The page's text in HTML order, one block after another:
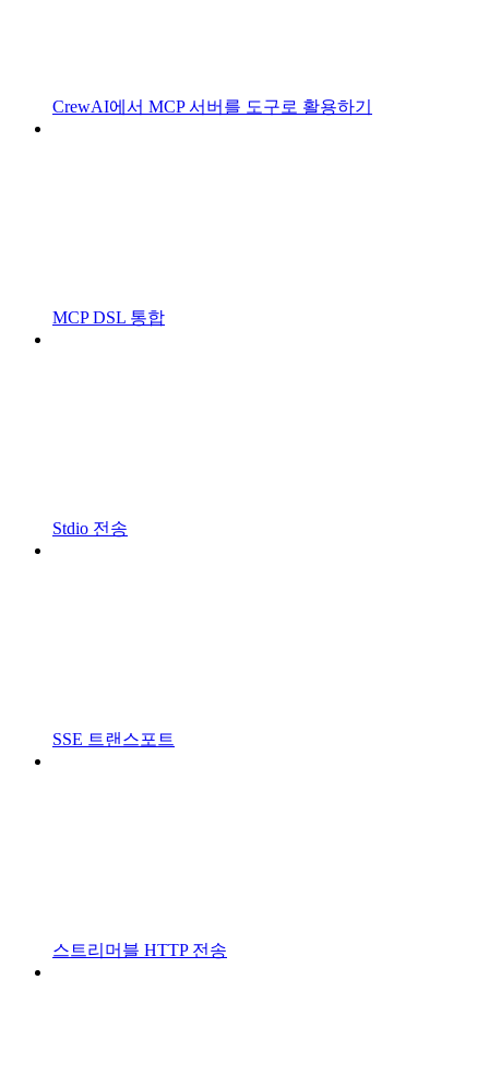
CrewAI에서 MCP 서버를 도구로 활용하기
MCP DSL 통합
Stdio 전송
SSE 트랜스포트
스트리머블 HTTP 전송